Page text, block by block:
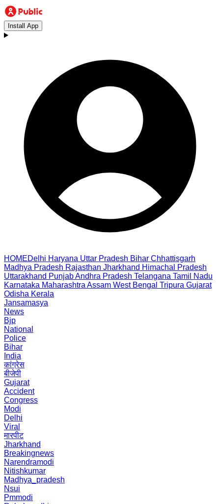
Install App
HOMEDelhi Haryana Uttar Pradesh Bihar Chhattisgarh
Madhya Pradesh Rajasthan Jharkhand Himachal Pradesh
Uttarakhand PunjabAndhra Pradesh Telangana Tamil Nadu
Karnataka Maharashtra Assam West Bengal Tripura Gujarat
Odisha Kerala
Jansamasya
News
Bjp
National
Police
Bihar
India
कांग्रेस
बीजेपी
Gujarat
Accident
Congress
Modi
Delhi
Viral
मारपीट
Jharkhand
Breakingnews
Narendramodi
Nitishkumar
Madhya_pradesh
Nsui
Pmmodi